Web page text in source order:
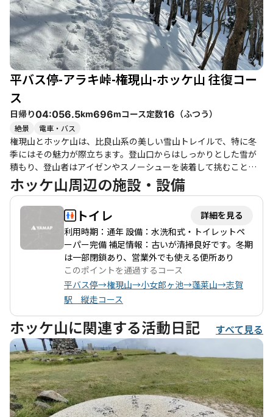
平バス停-アラキ峠-権現山-ホッケ山 往復コー
ス
日帰り04:056.5km696mコース定数16 （ふつう）
絶景 電車・バス
権現山とホッケ山は、比良山系の美しい雪山トレイルで、特に冬
季にはその魅力が際立ちます。登山口からはしっかりとした雪が
積もり、登山者はアイゼンやスノーシューを装着して挑むことが
推奨されます。権現山からホッケ山へ続く稜線では、琵琶湖の壮
大な眺望が広がり、特に晴れた日にはその美しさに心を奪われる
ことでしょう。 登山者たちの体験からは、雪に覆われたトレイル
の中での達成感や冒険感が伝わってきます。特に、権現山の山頂
からは、琵琶湖や鈴鹿山脈、丹波高地の山々が360度見渡せる絶景
が楽しめます。雪山初心者やファミリーにもおすすめですが、急
登や雪の深さには注意が必要です。特に、権現山からホッケ山へ
の道中は、急勾配が続くため、体力に自信のない方は無理をせ
ず、途中での引き返しも考慮しましょう。 冬の登山は、雪の質や
天候によって大きく体験が変わります。新雪のフカフカした感触
や、時折見える霧氷、雪庇の美しさは、雪山ならではの魅力で
す。また、登山者同士の交流や、自然の中での静けさも、このコ
ースの特長です。特に平日であれば人も少なく、独占的に自然を
楽しむことができるでしょう。 周辺には、温泉や美味しいグルメ
スポットも点在しており、登山後の楽しみも豊富です。例えば、
地元の名物料理を楽しむことができる飲食店や、登山の疲れを癒
す温泉施設があり、登山と合わせて充実した一日を過ごすことが
できます。権現山とホッケ山は、冬の雪山登山を楽しむには最適
な場所であり、訪れる価値があるでしょう。
ホッケ山周辺の施設・設備
トイレ
詳細を見る
利用時期：通年 設備：水洗和式・トイレットペ
ーパー完備 補足情報：古いが清掃良好です。冬期
は一部閉鎖あり、営業外でも使える便所あり
このポイントを通過するコース
平バス停→権現山→小女郎ヶ池→蓬莱山→志賀
駅 縦走コース
ホッケ山に関連する活動日記 すべて見る